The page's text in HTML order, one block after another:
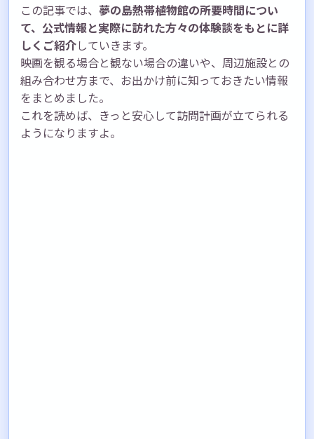
この記事では、 夢の島熱帯植物館の所要時間につい
て、公式情報と実際に訪れた方々の体験談をもとに詳
しくご紹介していきます。
映画を観る場合と観ない場合の違いや、周辺施設との
組み合わせ方まで、お出かけ前に知っておきたい情報
をまとめました。
これを読めば、きっと安心して訪問計画が立てられる
ようになりますよ。